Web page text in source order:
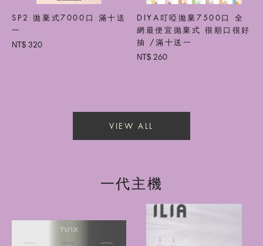
SP2 拋棄式7000口 滿十送
一
NT$ 320
DIYA叮啞拋棄7500口 全
網最便宜抛棄式 很順口很好
抽 /滿十送一
NT$ 260
VIEW ALL
一代主機